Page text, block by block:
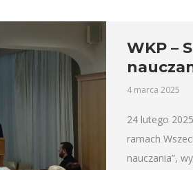
WKP –
4 marca 2025
24 lutego
ramach
nauczania”,